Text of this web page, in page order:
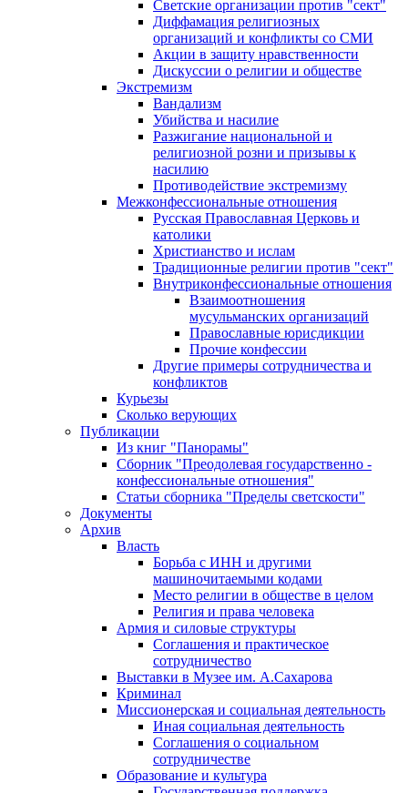
Светские организации против "сект"
Диффамация религиозных
организаций и конфликты со СМИ
Акции в защиту нравственности
Дискуссии о религии и обществе
Экстремизм
Вандализм
Убийства и насилие
Разжигание национальной и
религиозной розни и призывы к
насилию
Противодействие экстремизму
Межконфессиональные отношения
Русская Православная Церковь и
католики
Христианство и ислам
Традиционные религии против "сект"
Внутриконфессиональные отношения
Взаимоотношения
мусульманских организаций
Православные юрисдикции
Прочие конфессии
Другие примеры сотрудничества и
конфликтов
Курьезы
Сколько верующих
Публикации
Из книг "Панорамы"
Сборник "Преодолевая государственно -
конфессиональные отношения"
Статьи сборника "Пределы светскости"
Документы
Архив
Власть
Борьба с ИНН и другими
машиночитаемыми кодами
Место религии в обществе в целом
Религия и права человека
Армия и силовые структуры
Соглашения и практическое
сотрудничество
Выставки в Музее им. А.Сахарова
Криминал
Миссионерская и социальная деятельность
Иная социальная деятельность
Соглашения о социальном
сотрудничестве
Образование и культура